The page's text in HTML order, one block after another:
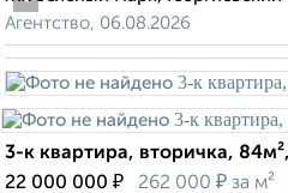
Агентство, 06.08.2026
3-к квартира, вторичка,
22 000 000 ₽ 262 000 ₽ за м²